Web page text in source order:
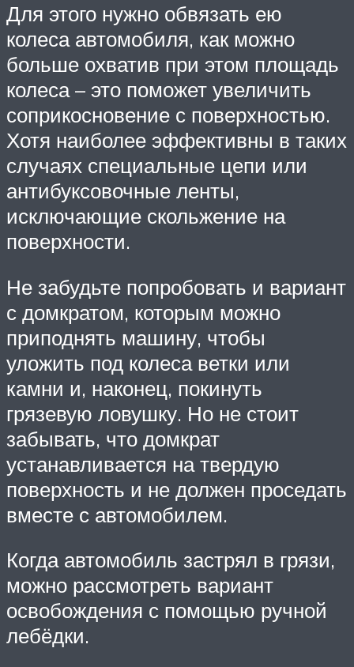
Для этого нужно обвязать ею
колеса автомобиля, как можно
больше охватив при этом площадь
колеса – это поможет увеличить
соприкосновение с поверхностью.
Хотя наиболее эффективны в таких
случаях специальные цепи или
антибуксовочные ленты,
исключающие скольжение на
поверхности.
Не забудьте попробовать и вариант
с домкратом, которым можно
приподнять машину, чтобы
уложить под колеса ветки или
камни и, наконец, покинуть
грязевую ловушку. Но не стоит
забывать, что домкрат
устанавливается на твердую
поверхность и не должен проседать
вместе с автомобилем.
Когда автомобиль застрял в грязи,
можно рассмотреть вариант
освобождения с помощью ручной
лебёдки.